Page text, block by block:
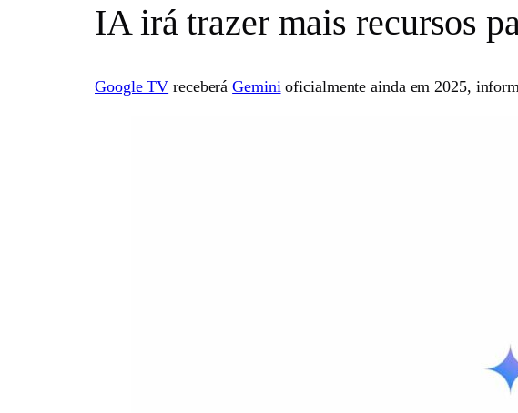
IA irá trazer mais recursos
Google TV receberáGemini oficialmente ainda em 2025,